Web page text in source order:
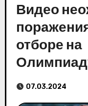
Видео
отборе на
07.03.2024